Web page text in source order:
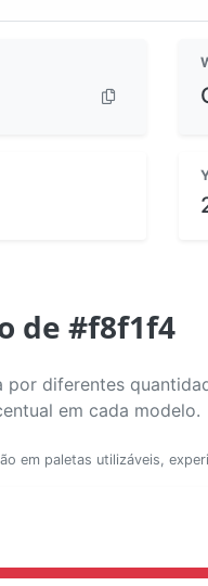
de #f8f1f4
por diferentes
em cada modelo.
em paletas utilizáveis,